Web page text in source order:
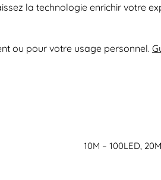
la technologie enrichir votre
ou pour votre usage personnel.
10M – 100LED,